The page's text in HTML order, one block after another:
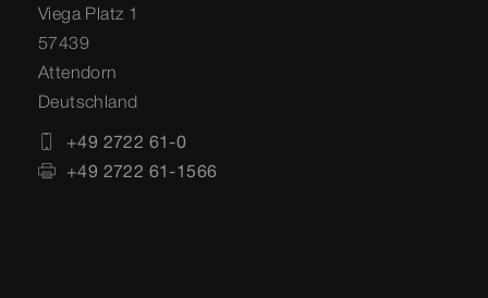
Viega Platz 1
57439
Attendorn
Deutschland
+49 2722 61-0
+49 2722 61-1566